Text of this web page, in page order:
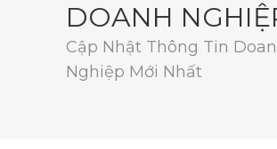
DOANH
Cập Nhật Thông Tin
Nghiệp Mới Nhất